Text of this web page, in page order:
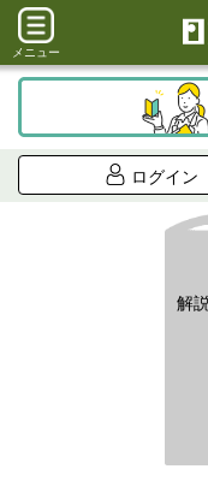
メニュー
ログイン
解